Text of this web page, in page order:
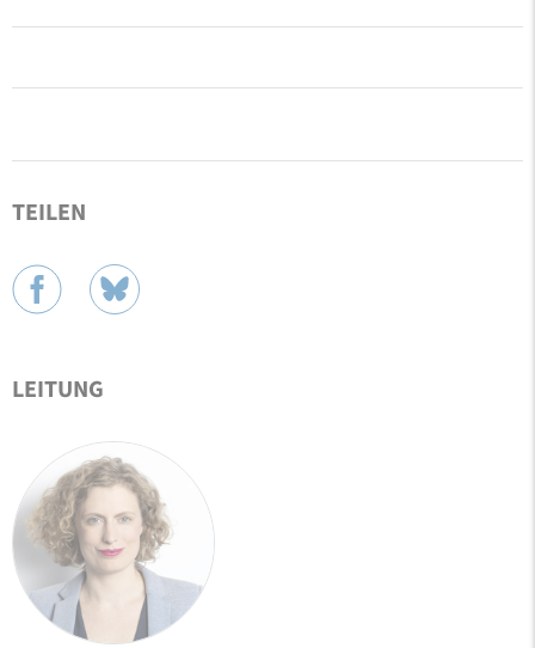
TEILEN
LEITUNG